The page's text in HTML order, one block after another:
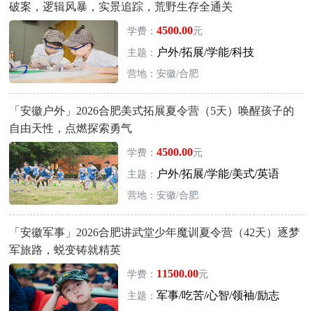
破案，逻辑风暴，实景追踪，荒野生存全通关
学费： 4500.00元
主题： 户外/拓展/学能/科技
营地：安徽/合肥
「安徽户外」2026合肥美式拓展夏令营（5天）唤醒孩子的
自由天性，点燃探索勇气
学费： 4500.00元
主题： 户外/拓展/学能/美式/英语
营地：安徽/合肥
「安徽军事」2026合肥讲武堂少年魔训夏令营（42天）逐梦
军旅路，蜕变铸就精英
学费： 11500.00元
主题： 军事/吃苦/心智/领袖/励志